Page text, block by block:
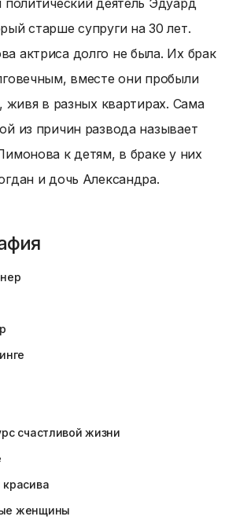
политический деятель Эдуард
старше супруги на 30 лет.
актриса долго не была. Их брак
вместе они пробыли
живя в разных квартирах. Сама
из причин развода называет
к детям, в браке у них
и дочь Александра.
счастливой жизни
женщины